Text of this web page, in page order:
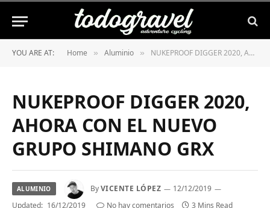
YOU ARE AT: Home » Aluminio » NUKEPROOF DIGGER 2020, AHORA CON EL NUEVO GRUPO SHIMANO GRX
NUKEPROOF DIGGER 2020,
AHORA CON EL NUEVO
GRUPO SHIMANO GRX
ALUMINIO ByVICENTE LÓPEZ
12/12/2019
Updated: 16/12/2019 No hay comentarios 3 Mins Read